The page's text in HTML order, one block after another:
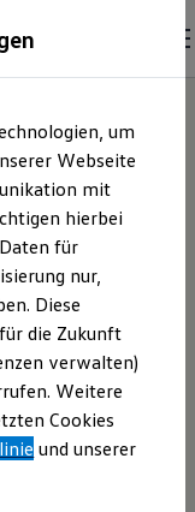
verschiedenen
Leistung bis hin
um
Webseite
mit
hierbei
für
nur,
Diese
die Zukunft
verwalten)
Weitere
Cookies
und unserer